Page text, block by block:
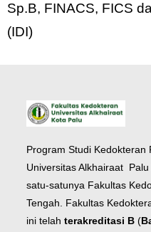
Sp.B, FINACS, FICS
(IDI)
Program Studi Kedokteran
Universitas Alkhairaat
satu-satunya Fakultas
Tengah. Fakultas
ini telahterakreditasi B (